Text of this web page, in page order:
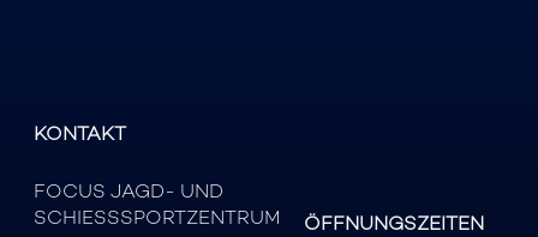
KONTAKT
FOCUS JAGD- UND
SCHIESSSPORTZENTRUM
ÖFFNUNGSZEITEN